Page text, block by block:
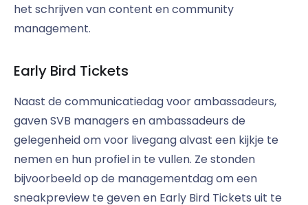
het schrijven van content en community
management.
Early Bird Tickets
Naast de communicatiedag voor ambassadeurs,
gaven SVB managers en ambassadeurs de
gelegenheid om voor livegang alvast een kijkje te
nemen en hun profiel in te vullen. Ze stonden
bijvoorbeeld op de managementdag om een
sneakpreview te geven en Early Bird Tickets uit te